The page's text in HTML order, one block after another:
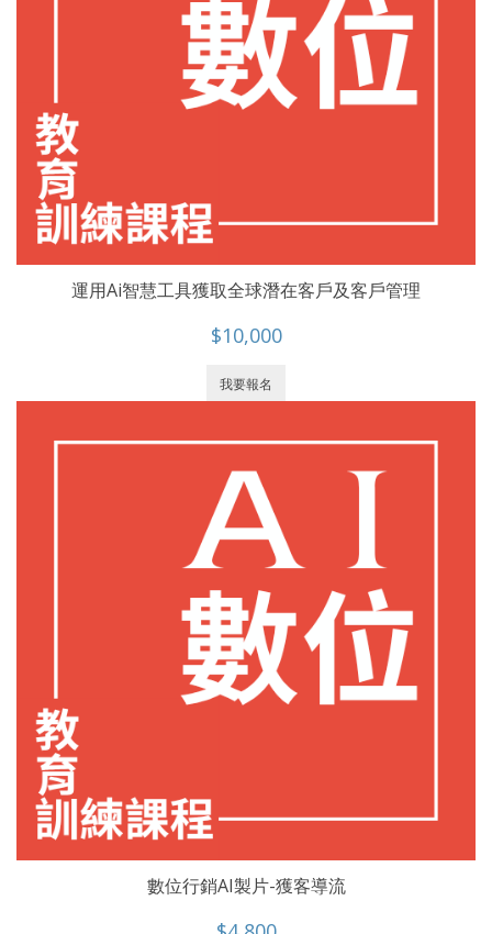
運用Ai智慧工具獲取全球潛在客戶及客戶管理
$10,000
我要報名
數位行銷AI製片-獲客導流